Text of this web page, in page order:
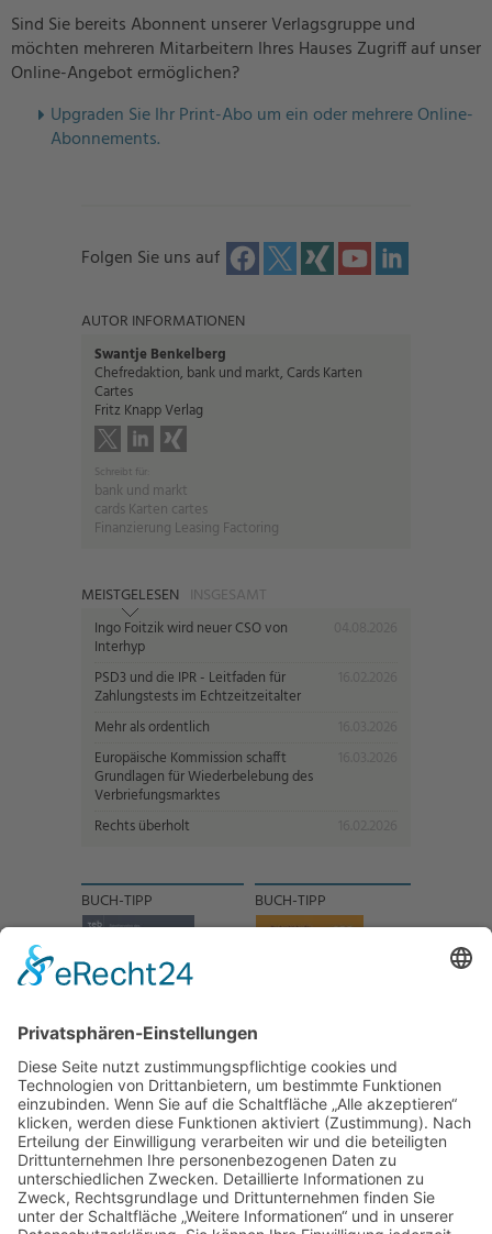
Sind Sie bereits Abonnent unserer Verlagsgruppe und
möchten mehreren Mitarbeitern Ihres Hauses Zugriff auf unser
Online-Angebot ermöglichen?
Upgraden Sie Ihr Print-Abo um ein oder mehrere Online-
Abonnements.
Folgen Sie uns auf
AUTOR INFORMATIONEN
Swantje Benkelberg
Chefredaktion, bank und markt, Cards Karten
Cartes
Fritz Knapp Verlag
Schreibt für:
bank und markt
cards Karten cartes
Finanzierung Leasing Factoring
MEISTGELESEN INSGESAMT
Ingo Foitzik wird neuer CSO von
Interhyp
PSD3 und die IPR - Leitfaden für
Zahlungstests im Echtzeitzeitalter
Mehr als ordentlich
Europäische Kommission schafft
Grundlagen für Wiederbelebung des
Verbriefungsmarktes
Rechts überholt
BUCH-TIPP BUCH-TIPP